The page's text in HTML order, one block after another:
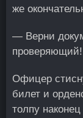
же
— Верни
Офицер
билет и
толпу